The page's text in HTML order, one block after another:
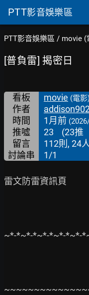
PTT影音娛樂區
PTT影音娛樂區 / movie (
[普負雷] 揭密日
看板 movie (電影
作者
時間 1月前
推噓 23 (23推
留言
112則, 24人
討論串 1/1
雷文防雷資訊頁
~*-*~*-*~*-*~*-*~*-